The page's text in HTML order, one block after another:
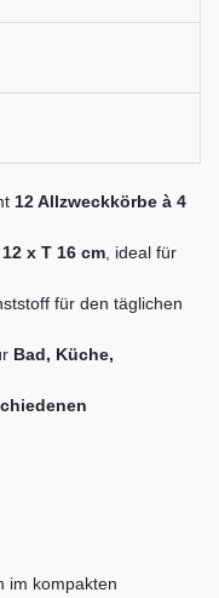
12 Allzweckkörbe à 4
x T 16 cm, ideal für
für den täglichen
Bad, Küche,
im kompakten